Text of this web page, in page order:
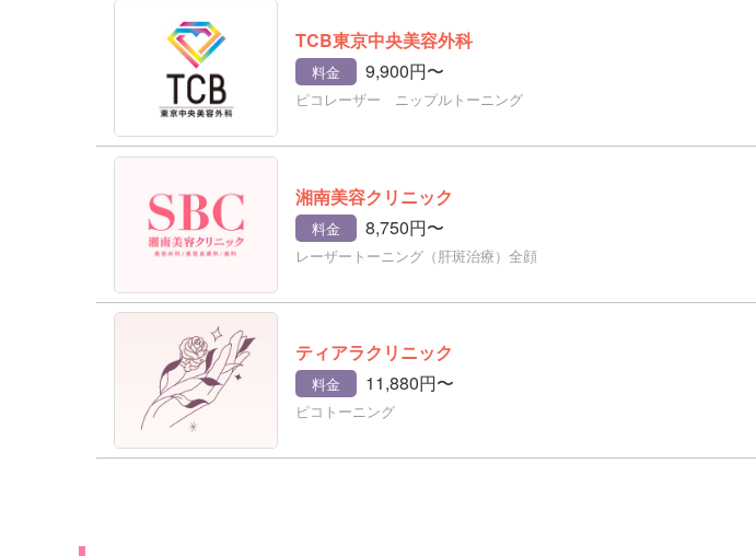
TCB東京中央美容外科
料金 9,900円〜
ピコレーザー ニップルトーニング
湘南美容クリニック
料金 8,750円〜
レーザートーニング（肝斑治療）全顔
ティアラクリニック
料金 11,880円〜
ピコトーニング